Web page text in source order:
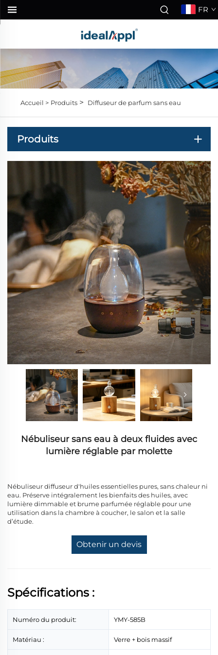
FR
Accueil > Produits> Diffuseur de parfum sans eau
Produits
Nébuliseur sans eau à deux fluides avec
lumière réglable par molette
Nébuliseur diffuseur d'huiles essentielles pures, sans chaleur ni
eau. Préserve intégralement les bienfaits des huiles, avec
lumière dimmable et brume parfumée réglable pour une
utilisation dans la chambre à coucher, le salon et la salle
d’étude.
Obtenir un devis
Spécifications :
Numéro du produit: YMY-585B
Matériau : Verre + bois massif